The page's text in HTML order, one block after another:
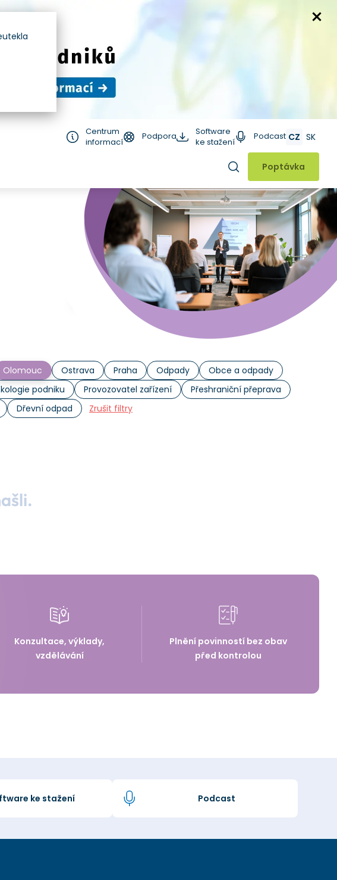
Centrum
informací
Podpora
Software
ke stažení
Podcast CZ SK
Hledat
Poptávka
Olomouc Ostrava Praha Odpady
Obce a odpady
podniku Provozovatel zařízení
Přeshraniční přeprava
Dřevní odpad Zrušit filtry
Konzultace, výklady,
vzdělávání
Plnění povinností bez obav
před kontrolou
ke stažení Podcast